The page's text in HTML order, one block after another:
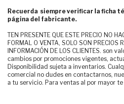
Recuerda siempre verificar la ficha
página del fabricante.
TEN PRESENTE QUE ESTE PRECIO NO
FORMAL O VENTA, SOLO SON PRECIOS
INFORMACIÓN DE LOS CLIENTES. son
cambios por promociones vigentes,
Disponibilidad sujeta a inventarios.
comercial no dudes en contactarnos,
a tu servicio. Para ventas al por mayor